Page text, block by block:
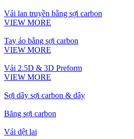
Vải lan truyền bằng sợi carbon
VIEW MORE
Tay áo bằng sợi carbon
VIEW MORE
Vải 2.5D & 3D Preform
VIEW MORE
Sợi dây sợi carbon & dây
Băng sợi carbon
Vải dệt lai